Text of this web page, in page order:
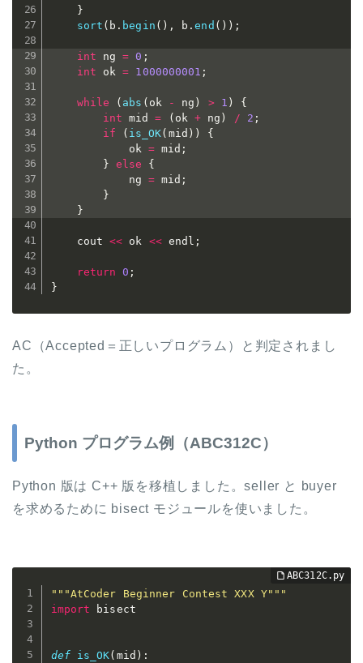
}
sort ( b . begin ( ) , b .end ( ) ) ;
int ng = 0 ;
int ok = 1000000001 ;
while ( abs ( ok - ng ) > 1 )
{
int mid = ( ok + ng ) / 2 ;
if
( is_OK( mid ) )
{
			ok
= mid ;
} else
{
			ng
= mid ;
}
}
	cout
<< ok << endl ;
return 0 ;
}
AC（Accepted＝正しいプログラム）と判定されまし
た。
Python プログラム例（ABC312C）
Python 版は C++ 版を移植しました。seller と buyer
を求めるために bisect モジュールを使いました。
"""AtCoder Beginner Contest XXX Y"""
import bisect
def is_OK( mid ) :